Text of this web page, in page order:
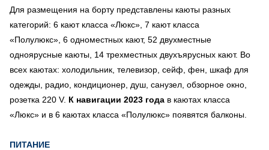
Для размещения на борту представлены каюты разных
категорий: 6 кают класса «Люкс», 7 кают класса
«Полулюкс», 6 одноместных кают, 52 двухместные
одноярусные каюты, 14 трехместных двухъярусных кают. Во
всех каютах: холодильник, телевизор, сейф, фен, шкаф для
одежды, радио, кондиционер, душ, санузел, обзорное окно,
розетка 220 V. К навигации 2023 года в каютах класса
«Люкс» и в 6 каютах класса «Полулюкс» появятся балконы.
ПИТАНИЕ